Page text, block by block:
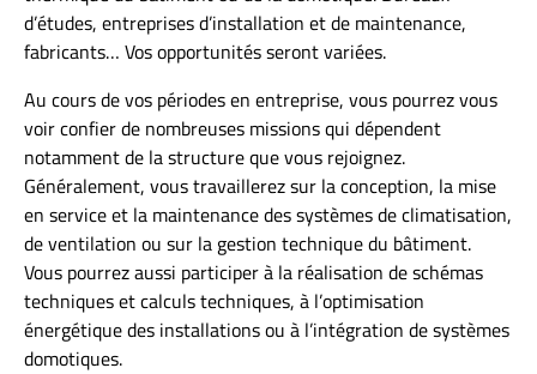
d’études, entreprises d’installation et de maintenance,
fabricants… Vos opportunités seront variées.
Au cours de vos périodes en entreprise, vous pourrez vous
voir confier de nombreuses missions qui dépendent
notamment de la structure que vous rejoignez.
Généralement, vous travaillerez sur la conception, la mise
en service et la maintenance des systèmes de climatisation,
de ventilation ou sur la gestion technique du bâtiment.
Vous pourrez aussi participer à la réalisation de schémas
techniques et calculs techniques, à l’optimisation
énergétique des installations ou à l’intégration de systèmes
domotiques.